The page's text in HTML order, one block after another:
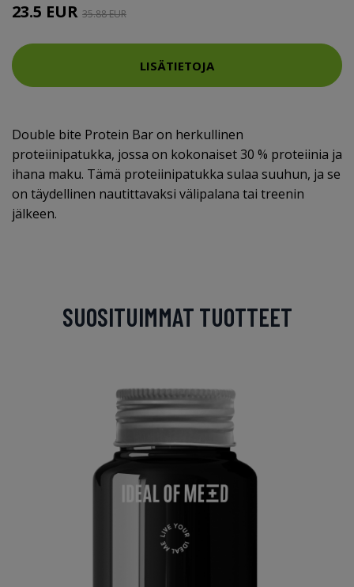
23.5 EUR 35.88 EUR
LISÄTIETOJA
Double bite Protein Bar on herkullinen
proteiinipatukka, jossa on kokonaiset 30 % proteiinia ja
ihana maku. Tämä proteiinipatukka sulaa suuhun, ja se
on täydellinen nautittavaksi välipalana tai treenin
jälkeen.
SUOSITUIMMAT TUOTTEET